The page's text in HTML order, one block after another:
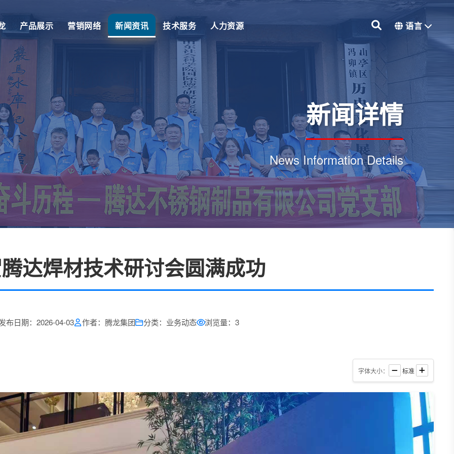
产品展示 营销网络 新闻资讯 技术服务 人力资源 语言
新闻详情
News Information Details
达焊材技术研讨会圆满成功
布日期：2026-04-03 作者：腾龙集团 分类：业务动态 浏览量：3
字体大小： 标准